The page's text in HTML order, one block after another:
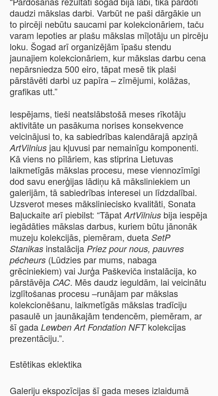
daudzi mākslas darbi. Varbūt ne paši dārgākie un
to pircēji nebūtu saucami par kolekcionāriem, taču
varam lepoties ar plašu mākslas mīļotāju un pircēju
loku. Šogad arī organizējām īpašu stendu
jaunajiem kolekcionāriem, kur mākslas darbu cena
nepārsniedza 500 eiro, tāpat mesē tik plaši
pārstāvēti darbi uz papīra – zīmējumi, kolāžas,
grafikas utt.”
Iespējams, tieši neatslābstošā meses rīkotāju
aktivitāte un pasākuma norises konsekvence
veicinājusi to, ka sabiedrības kalendārajā apziņā
ArtVilnius jau kļuvusi par nemainīgu komponenti.
Kā viens no pīlāriem, kas stiprina Lietuvas
laikmetīgās mākslas procesu, mese viennozīmīgi
dod savu enerģijas lādiņu kā māksliniekiem un
galerijām, tā sabiedrības interesei un līdzdalībai.
Uzsverot meses māksliniecisko kvalitāti, Sonata
Baļuckaite arī piebilst: “Tāpat ArtVilnius bija iespēja
iegādāties mākslas darbus, kuriem būtu jānonāk
muzeju kolekcijās, piemēram, dueta SetP
Stanikas instalācija Priez pour nous, pauvres
pécheurs (Lūdzies par mums, nabaga
grēciniekiem) vai Jurģa Paškeviča instalācija, ko
pārstāvēja CAC. Mēs daudz ieguldām, lai veicinātu
izglītošanas procesu –runājam par mākslas
kolekcionēšanu, laikmetīgās mākslas tradīciju
pasaulē un jaunākajām tendencēm, piemēram, ar
šī gada Lewben Art Fondation NFTkolekcijas
prezentāciju.”.
Estētikas eklektika
Galeriju ekspozīcijas šī gada meses izlaidumā